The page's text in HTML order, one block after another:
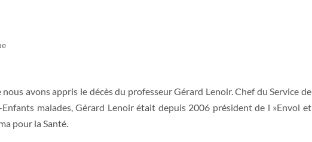
avons appris le décès du professeur Gérard Lenoir. Chef du Service de
malades, Gérard Lenoir était depuis 2006 président de l »Envol et
pour la Santé.